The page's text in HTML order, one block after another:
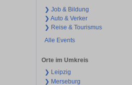
❯ Job & Bildung
❯ Auto & Verker
❯ Reise & Tourismus
Alle Events
Orte im Umkreis
❯ Leipzig
❯ Merseburg